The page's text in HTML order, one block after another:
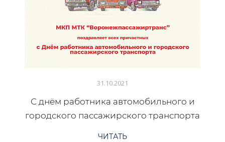
31.10.2021
С днём работника автомобильного и
городского пассажирского транспорта
ЧИТАТЬ